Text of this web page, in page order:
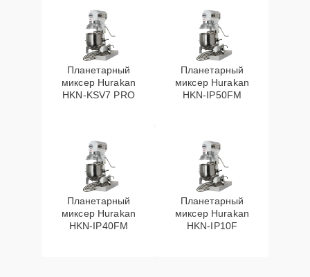
Планетарный
миксер Hurakan
HKN-KSV7 PRO
Планетарный
миксер Hurakan
HKN-IP50FM
Планетарный
миксер Hurakan
HKN-IP40FM
Планетарный
миксер Hurakan
HKN-IP10F